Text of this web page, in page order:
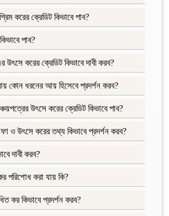
করের ক্রেডিট কিভাবে পাব?
পাব?
উৎসে করের ক্রেডিট কিভাবে দাবী করব?
আয় কোন ধরনের আয় হিসেবে প্রদর্শন করব?
উৎসে করের ক্রেডিট কিভাবে পাব?
ও উৎসে করের তথ্য কিভাবে প্রদর্শন করব?
দাবী করব?
পরিশোধ করা যায় কি?
কর কিভাবে প্রদর্শন করব?